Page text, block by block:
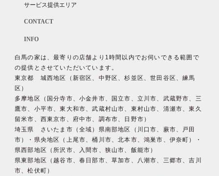
サービス提供エリア
CONTACT
INFO
白馬の家は、最寄りの店舗より1時間以内でお伺いできる範囲で
の提供とさせていただいています。
東京都 城西地区（新宿区、中野区、杉並区、世田谷区、練馬
区）
多摩地区（国分寺市、小金井市、国立市、立川市、武蔵野市、三
鷹市、小平市、東大和市、武蔵村山市、東村山市、清瀬市、東久
留米市、西東京市、府中市、調布市、日野市）
埼玉県 さいたま市（全域）県南部地区（川口市、蕨市、戸田
市）・県央地区（上尾市、桶川市、北本市、鴻巣市、伊奈町）・
県西部地区（所沢市、入間市、狭山市、飯能市）
県東部地区（越谷市、春日部市、草加市、八潮市、三郷市、吉川
市、松伏町）